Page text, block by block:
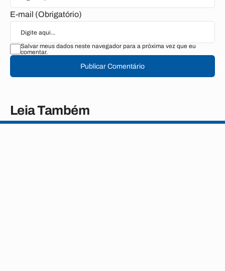
E-mail (Obrigatório)
Salvar meus dados neste navegador para a próxima vez que eu
comentar.
Publicar Comentário
Leia Também